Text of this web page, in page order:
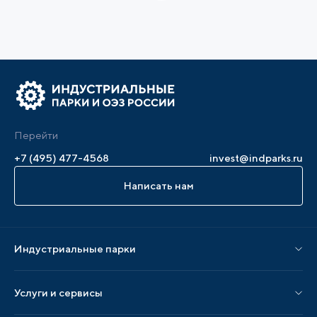
Перейти
+7 (495) 477-4568
invest@indparks.ru
Написать нам
Индустриальные парки
Парки по регионам
Услуги и сервисы